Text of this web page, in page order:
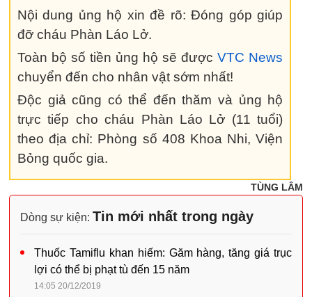
Nội dung ủng hộ xin đề rõ: Đóng góp giúp
đỡ cháu Phàn Láo Lở.
Toàn bộ số tiền ủng hộ sẽ đượcVTC News
chuyển đến cho nhân vật sớm nhất!
Độc giả cũng có thể đến thăm và ủng hộ
trực tiếp cho cháu Phàn Láo Lở (11 tuổi)
theo địa chỉ: Phòng số 408 Khoa Nhi, Viện
Bỏng quốc gia.
TÙNG LÂM
Dòng sự kiện: Tin mới nhất trong ngày
Thuốc Tamiflu khan hiếm: Găm hàng, tăng giá trục
lợi có thể bị phạt tù đến 15 năm
14:05 20/12/2019